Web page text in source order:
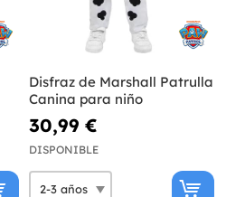
Disfraz de Marshall Patrulla
Canina para niño
30,99 €
DISPONIBLE